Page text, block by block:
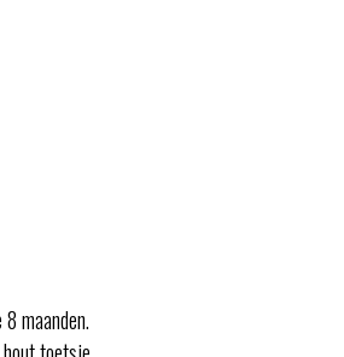
maanden.